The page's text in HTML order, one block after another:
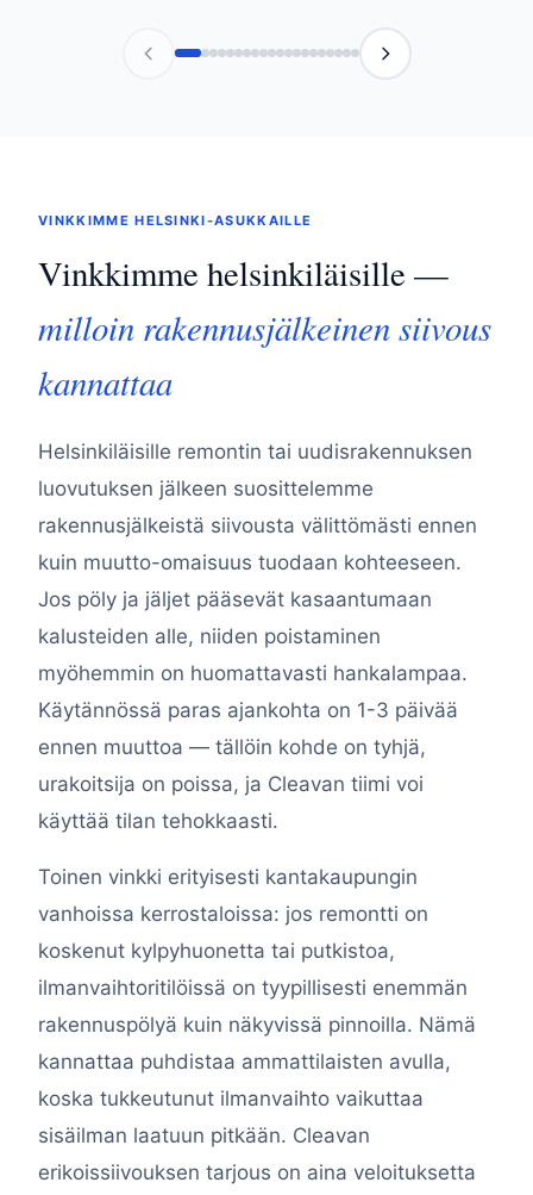
VINKKIMME HELSINKI-ASUKKAILLE
Vinkkimme helsinkiläisille —
milloin rakennusjälkeinen siivous
kannattaa
Helsinkiläisille remontin tai uudisrakennuksen
luovutuksen jälkeen suosittelemme
rakennusjälkeistä siivousta välittömästi ennen
kuin muutto-omaisuus tuodaan kohteeseen.
Jos pöly ja jäljet pääsevät kasaantumaan
kalusteiden alle, niiden poistaminen
myöhemmin on huomattavasti hankalampaa.
Käytännössä paras ajankohta on 1-3 päivää
ennen muuttoa — tällöin kohde on tyhjä,
urakoitsija on poissa, ja Cleavan tiimi voi
käyttää tilan tehokkaasti.
Toinen vinkki erityisesti kantakaupungin
vanhoissa kerrostaloissa: jos remontti on
koskenut kylpyhuonetta tai putkistoa,
ilmanvaihtoritilöissä on tyypillisesti enemmän
rakennuspölyä kuin näkyvissä pinnoilla. Nämä
kannattaa puhdistaa ammattilaisten avulla,
koska tukkeutunut ilmanvaihto vaikuttaa
sisäilman laatuun pitkään. Cleavan
erikoissiivouksen tarjous on aina veloituksetta